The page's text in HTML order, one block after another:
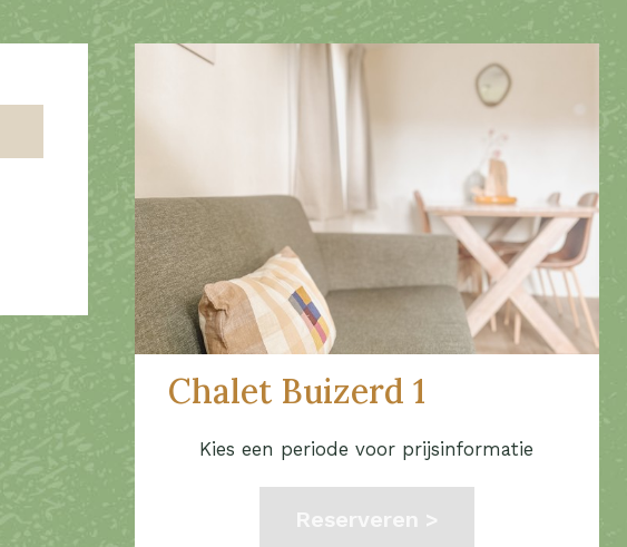
Chalet Buizerd 1
Kies een periode voor prijsinformatie
Reserveren